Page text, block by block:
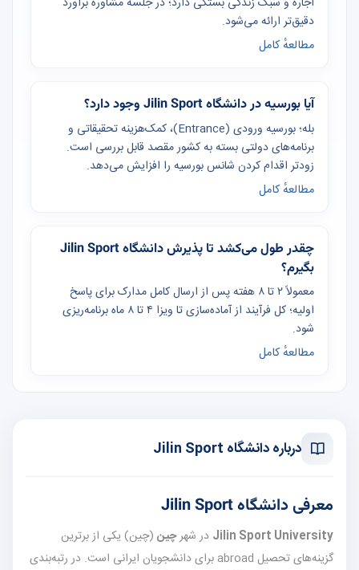
دقیق‌تر ارائه می‌شود.
مطالعهٔ کامل
آیا بورسیه در دانشگاه Jilin Sport وجود دارد؟
بله؛ بورسیه ورودی (Entrance)، کمک‌هزینه تحقیقاتی و
برنامه‌های دولتی بسته به کشور مقصد قابل بررسی است.
زودتر اقدام کردن شانس بورسیه را افزایش می‌دهد.
مطالعهٔ کامل
چقدر طول می‌کشد تا پذیرش دانشگاه Jilin Sport
بگیرم؟
معمولاً ۲ تا ۸ هفته پس از ارسال کامل مدارک برای پاسخ
اولیه؛ کل فرآیند از آماده‌سازی تا ویزا ۴ تا ۸ ماه برنامه‌ریزی
شود.
مطالعهٔ کامل
درباره دانشگاه Jilin Sport
معرفی دانشگاه Jilin Sport
Jilin Sport University در شهرچین (چین) یکی از برترین
گزینه‌های تحصیل abroad برای دانشجویان ایرانی است. در رتبه‌بندی